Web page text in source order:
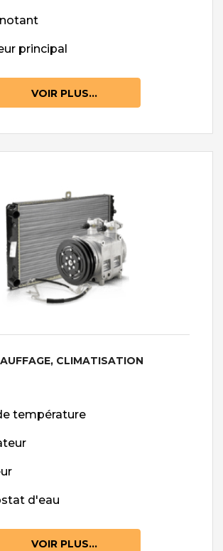
principal
VOIR PLUS...
CLIMATISATION
température
d'eau
VOIR PLUS...